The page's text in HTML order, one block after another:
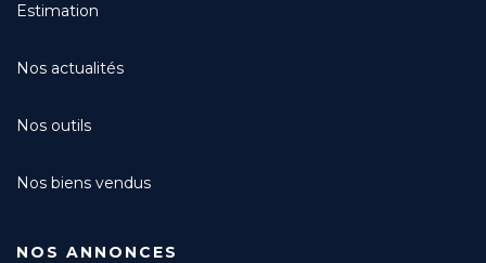
Estimation
Nos actualités
Nos outils
Nos biens vendus
NOS ANNONCES